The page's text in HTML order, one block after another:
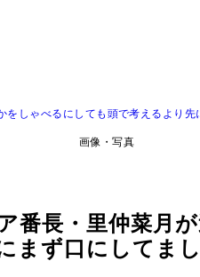
しゃべるにしても頭で考えるより先
画像・写真
番長・里仲菜月
ず口にしてまし